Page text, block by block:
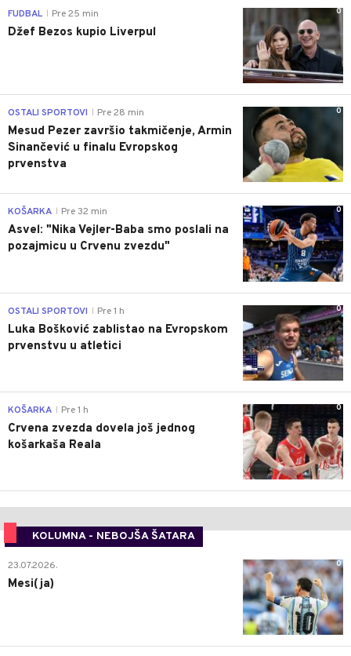
0
FUDBAL Pre 25 min
Džef Bezos kupio Liverpul
0
OSTALI SPORTOVI Pre 28 min
Mesud Pezer završio takmičenje, Armin
Sinančević u finalu Evropskog
prvenstva
0
KOŠARKA Pre 32 min
Asvel: "Nika Vejler-Baba smo poslali na
pozajmicu u Crvenu zvezdu"
0
OSTALI SPORTOVI Pre 1 h
Luka Bošković zablistao na Evropskom
prvenstvu u atletici
0
KOŠARKA Pre 1 h
Crvena zvezda dovela još jednog
košarkaša Reala
KOLUMNA - NEBOJŠA ŠATARA
0
23.07.2026.
Mesi(ja)